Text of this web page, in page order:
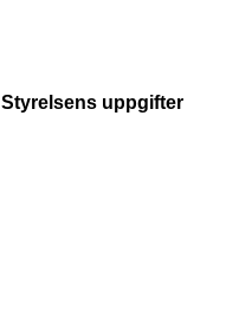
Styrelsens uppgifter